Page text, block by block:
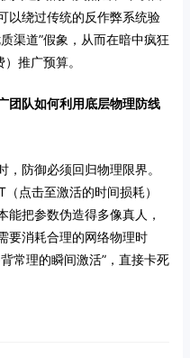
以绕过传统的反作弊系统验
渠道”假象，从而在暗中疯狂
推广预算。
团队如何利用底层物理防线
防御必须回归物理限界。
点击至激活的时间损耗）
能把参数伪造得多像真人，
要消耗合理的网络物理时
常理的瞬间激活”，直接卡死